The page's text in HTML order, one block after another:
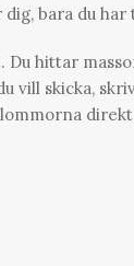
bara du
hittar
vill skicka,